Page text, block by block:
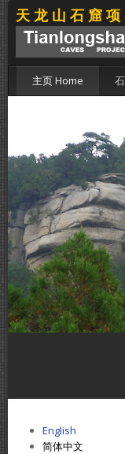
天龙山石窟项
主页 Home
English
简体中文